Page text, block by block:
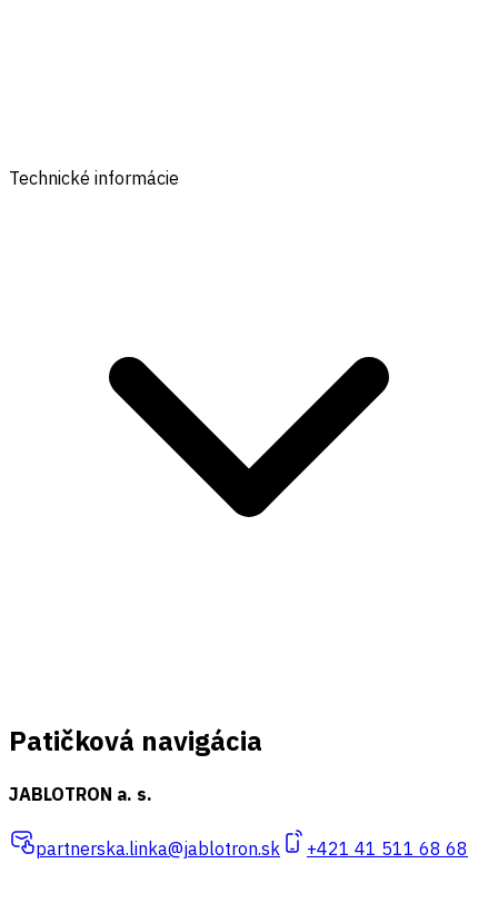
Technické informácie
Patičková navigácia
JABLOTRON a. s.
partnerska.linka@jablotron.sk +421 41 511 68 68